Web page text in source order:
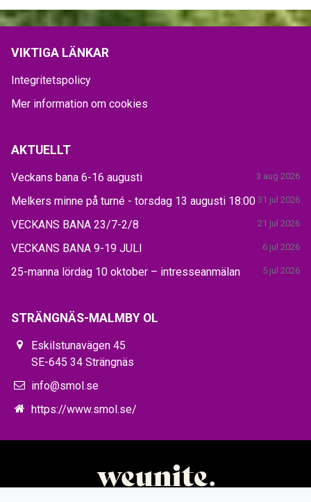
VIKTIGA LÄNKAR
Integritetspolicy
Mer information om cookies
AKTUELLT
Veckans bana 6-16 augusti 3 aug 2026
Melkers minne på turné - torsdag 13 augusti 18:00 31 jul 2026
VECKANS BANA 23/7-2/8 21 jul 2026
VECKANS BANA 9-19 JULI 6 jul 2026
25-manna lördag 10 oktober – intresseanmälan 5 jul 2026
STRÄNGNÄS-MALMBY OL
Eskilstunavägen 45
SE-645 34 Strängnäs
info@smol.se
https://www.smol.se/